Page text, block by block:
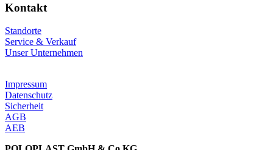
Kontakt
Standorte
Service & Verkauf
Unser Unternehmen
Impressum
Datenschutz
Sicherheit
AGB
AEB